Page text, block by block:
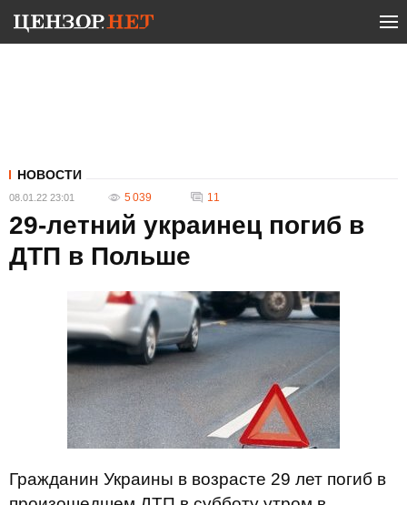
НОВОСТИ
08.01.22 23:01 5 039 11
29-летний украинец погиб в
ДТП в Польше
Гражданин Украины в возрасте 29 лет погиб в